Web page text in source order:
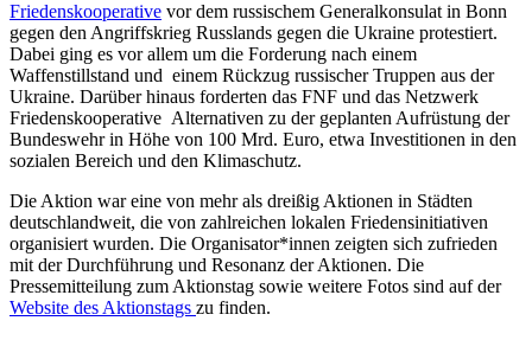
Friedenskooperative vor dem russischem Generalkonsulat in Bonn
gegen den Angriffskrieg Russlands gegen die Ukraine protestiert.
Dabei ging es vor allem um die Forderung nach einem
Waffenstillstand und einem Rückzug russischer Truppen aus der
Ukraine. Darüber hinaus forderten das FNF und das Netzwerk
Friedenskooperative Alternativen zu der geplanten Aufrüstung der
Bundeswehr in Höhe von 100 Mrd. Euro, etwa Investitionen in den
sozialen Bereich und den Klimaschutz.
Die Aktion war eine von mehr als dreißig Aktionen in Städten
deutschlandweit, die von zahlreichen lokalen Friedensinitiativen
organisiert wurden. Die Organisator*innen zeigten sich zufrieden
mit der Durchführung und Resonanz der Aktionen. Die
Pressemitteilung zum Aktionstag sowie weitere Fotos sind auf der
Website des Aktionstags zu finden.